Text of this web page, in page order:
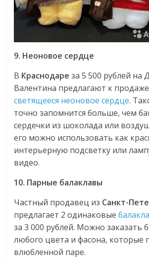
9. Неоновое сердце
В Краснодаре за 5 500 рублей на
Валентина предлагают к
светящееся неоновое сердце.
точно запомнится больше, чем
сердечки из шоколада или
его можно использовать как
интерьерную подсветку или
видео.
10. Парные балаклавы
Частный продавец из Санкт-
предлагает 2 одинаковые
за 3 000 рублей. Можно заказать
любого цвета и фасона, которые
влюбленной паре.